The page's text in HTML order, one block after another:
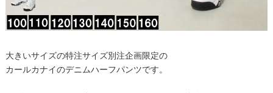
大きいサイズの特注サイズ別注企画限定の
カールカナイのデニムハーフパンツです。